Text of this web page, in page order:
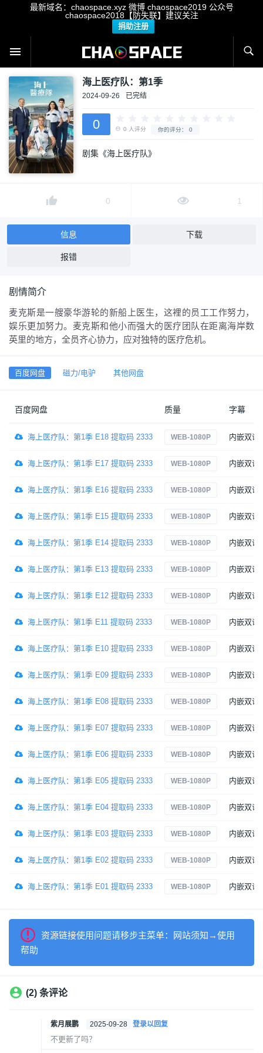
最新域名：chaospace.xyz 微博 chaospace2019 公众号
chaospace2018【防失联】建议关注
捐助注册
海上医疗队：第1季
2024-09-26 已完结
0
剧集《海上医疗队》
0 1
信息 下载
报错
剧情简介
麦克斯是一艘豪华游轮的新船上医生，这裡的员工工作努力，
娱乐更加努力。麦克斯和他小而强大的医疗团队在距离海岸数
英里的地方，全员齐心协力，应对独特的医疗危机。
百度网盘 磁力/电驴 其他网盘
百度网盘 质量 字幕
海上医疗队：第1季 E18 提取码 2333 WEB-1080P 内嵌双语
海上医疗队：第1季 E17 提取码 2333 WEB-1080P 内嵌双语
海上医疗队：第1季 E16 提取码 2333 WEB-1080P 内嵌双语
海上医疗队：第1季 E15 提取码 2333 WEB-1080P 内嵌双语
海上医疗队：第1季 E14 提取码 2333 WEB-1080P 内嵌双语
海上医疗队：第1季 E13 提取码 2333 WEB-1080P 内嵌双语
海上医疗队：第1季 E12 提取码 2333 WEB-1080P 内嵌双语
海上医疗队：第1季 E11 提取码 2333 WEB-1080P 内嵌双语
海上医疗队：第1季 E10 提取码 2333 WEB-1080P 内嵌双语
海上医疗队：第1季 E09 提取码 2333 WEB-1080P 内嵌双语
海上医疗队：第1季 E08 提取码 2333 WEB-1080P 内嵌双语
海上医疗队：第1季 E07 提取码 2333 WEB-1080P 内嵌双语
海上医疗队：第1季 E06 提取码 2333 WEB-1080P 内嵌双语
海上医疗队：第1季 E05 提取码 2333 WEB-1080P 内嵌双语
海上医疗队：第1季 E04 提取码 2333 WEB-1080P 内嵌双语
海上医疗队：第1季 E03 提取码 2333 WEB-1080P 内嵌双语
海上医疗队：第1季 E02 提取码 2333 WEB-1080P 内嵌双语
海上医疗队：第1季 E01 提取码 2333 WEB-1080P 内嵌双语
资源链接使用问题请移步主菜单：网站须知→使用
帮助
(2) 条评论
紫月展鹏 2025-09-28 登录以回复
不更新了吗？